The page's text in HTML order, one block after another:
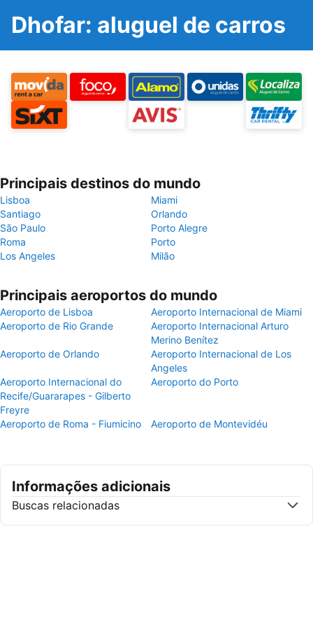
Dhofar: aluguel de carros
Principais destinos do mundo
Lisboa
Miami
Santiago
Orlando
São Paulo
Porto Alegre
Roma
Porto
Los Angeles
Milão
Principais aeroportos do mundo
Aeroporto de Lisboa
Aeroporto Internacional de Miami
Aeroporto de Rio Grande
Aeroporto Internacional Arturo
Merino Benítez
Aeroporto de Orlando
Aeroporto Internacional de Los
Angeles
Aeroporto Internacional do
Recife/Guararapes - Gilberto
Freyre
Aeroporto do Porto
Aeroporto de Roma - Fiumicino Aeroporto de Montevidéu
Informações adicionais
Buscas relacionadas